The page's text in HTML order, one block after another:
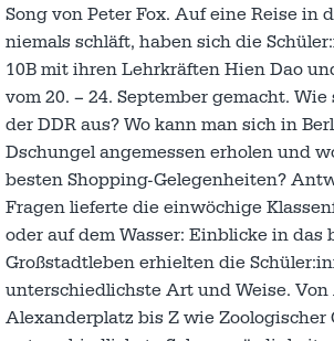
Song von Peter Fox. Auf eine Reise in
niemals schläft, haben sich die
10B mit ihren Lehrkräften Hien Dao
vom 20. – 24. September gemacht.
der DDR aus? Wo kann man sich in
Dschungel angemessen erholen und
besten Shopping-Gelegenheiten?
Fragen lieferte die einwöchige
oder auf dem Wasser: Einblicke in das
Großstadtleben erhielten die
unterschiedlichste Art und Weise.
Alexanderplatz bis Z wie Zoologischer